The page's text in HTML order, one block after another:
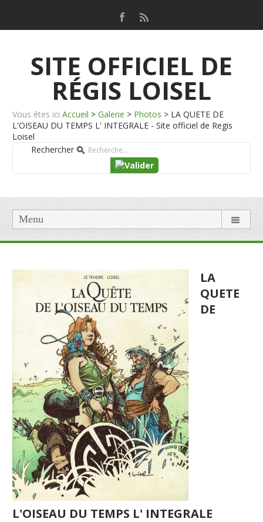
SITE OFFICIEL DE
RÉGIS LOISEL
Vous êtes ici Accueil > Galerie > Photos > LA QUETE DE
L'OISEAU DU TEMPS L' INTEGRALE - Site officiel de Regis
Loisel
Rechercher
Menu
LA
QUETE
DE
L'OISEAU DU TEMPS L' INTEGRALE